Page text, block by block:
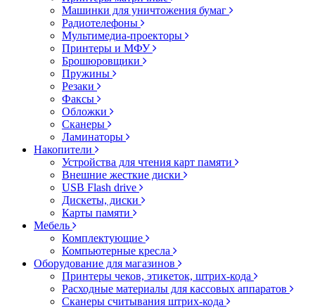
Машинки для уничтожения бумаг
Радиотелефоны
Мультимедиа-проекторы
Принтеры и МФУ
Брошюровщики
Пружины
Резаки
Факсы
Обложки
Сканеры
Ламинаторы
Накопители
Устройства для чтения карт памяти
Внешние жесткие диски
USB Flash drive
Дискеты, диски
Карты памяти
Мебель
Комплектующие
Компьютерные кресла
Оборудование для магазинов
Принтеры чеков, этикеток, штрих-кода
Расходные материалы для кассовых аппаратов
Сканеры считывания штрих-кода